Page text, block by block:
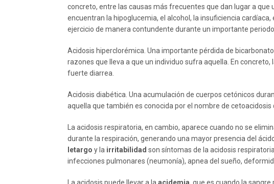
concreto, entre las causas más frecuentes que dan lugar a que
encuentran la hipoglucemia, el alcohol, la insuficiencia
ejercicio de manera contundente durante un importante
Acidosis hiperclorémica. Una importante pérdida de
razones que lleva a que un individuo sufra aquella. En
fuerte diarrea.
Acidosis diabética. Una acumulación de cuerpos cetónicos
aquella que también es conocida por el nombre de cetoacidosis
La acidosis respiratoria, en cambio, aparece cuando no se
durante la respiración, generando una mayor presencia del
letargo y la irritabilidad son síntomas de la acidosis
infecciones pulmonares (neumonía), apnea del sueño,